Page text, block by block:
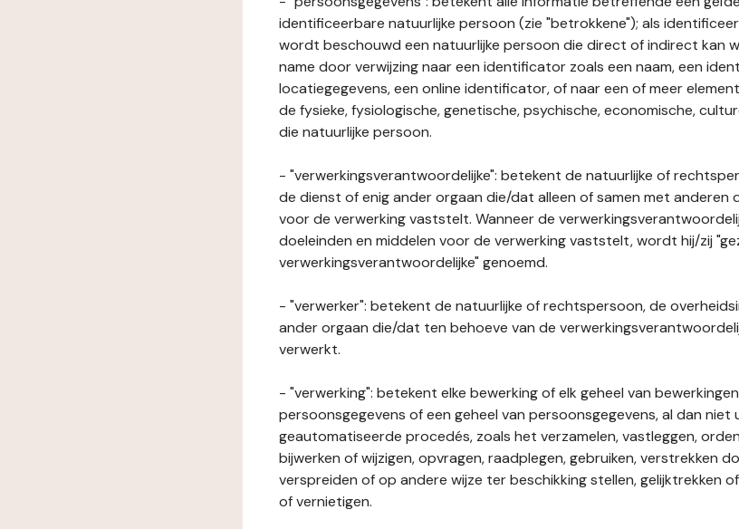
identificeerbare natuurlijke persoon (zie "betrokkene"); als
wordt beschouwd een natuurlijke persoon die direct of indirect kan
name door verwijzing naar een identificator zoals een naam, een
locatiegegevens, een online identificator, of naar een of meer
de fysieke, fysiologische, genetische, psychische, economische,
die natuurlijke persoon.
- "verwerkingsverantwoordelijke": betekent de natuurlijke of
de dienst of enig ander orgaan die/dat alleen of samen met anderen
voor de verwerking vaststelt. Wanneer de
doeleinden en middelen voor de verwerking vaststelt, wordt hij/zij
verwerkingsverantwoordelijke" genoemd.
- "verwerker": betekent de natuurlijke of rechtspersoon, de
ander orgaan die/dat ten behoeve van de
verwerkt.
- "verwerking": betekent elke bewerking of elk geheel van
persoonsgegevens of een geheel van persoonsgegevens, al dan niet
geautomatiseerde procedés, zoals het verzamelen, vastleggen,
bijwerken of wijzigen, opvragen, raadplegen, gebruiken, verstrekken
verspreiden of op andere wijze ter beschikking stellen, gelijktrekken
of vernietigen.